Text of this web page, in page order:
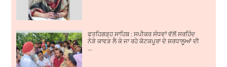
ਫਤਹਿਗੜ੍ਹ ਸਾਹਿਬ : ਸਪੀਕਰ ਸੰਧਵਾਂ ਵੱਲੋਂ ਸਰਹਿੰਦ
ਨੇੜੇ ਕਾਵੜ ਲੈ ਕੇ ਜਾ ਰਹੇ ਕੋਟਕਪੂਰਾ ਦੇ ਸ਼ਰਧਾਲੂਆਂ ਦੀ